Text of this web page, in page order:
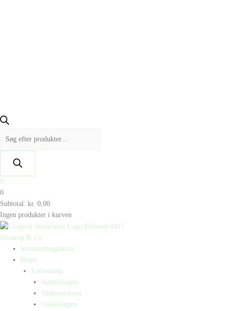
0
0
Subtotal: kr. 0,00
Ingen produkter i kurven
Straarup & Co
Sommerbogpakker
Bøger
Letlæsning
Indskolingen
Mellemtrinnet
Udskolingen